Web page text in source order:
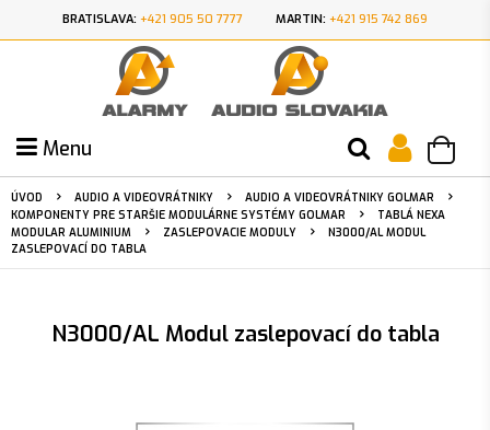
BRATISLAVA: +421 905 50 7777 MARTIN: +421 915 742 869
Menu
ÚVOD AUDIO A VIDEOVRÁTNIKY
AUDIO A VIDEOVRÁTNIKY GOLMAR
KOMPONENTY PRE STARŠIE MODULÁRNE SYSTÉMY GOLMAR
TABLÁ NEXA
MODULAR ALUMINIUM
ZASLEPOVACIE MODULY
N3000/AL MODUL
ZASLEPOVACÍ DO TABLA
N3000/AL Modul zaslepovací do tabla